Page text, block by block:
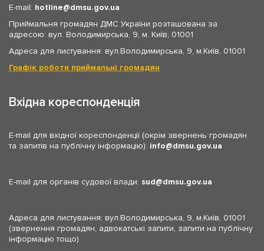
E-mail: hotline
dmsu.gov.ua
Приймальня громадян ДМС України розташована за
адресою: вул. Володимирська, 9, м. Київ, 01001
Адреса для листування: вул.Володимирська, 9, м.Київ, 01001
Графік роботи приймальні громадян
Вхідна кореспонденція
E-mail для вхідної кореспонденції (окрім звернень громадян
та запитів на публічну інформацію): info dmsu.gov.ua
E-mail для органів судової влади: sud dmsu.gov.ua
Адреса для листування: вул.Володимирська, 9, м.Київ, 01001
(звернення громадян, адвокатські запити, запити на публічну
інформацію тощо)